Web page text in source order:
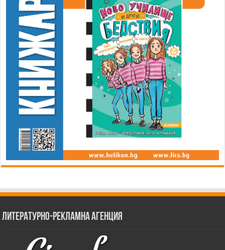
Литературно-рекламна агенция